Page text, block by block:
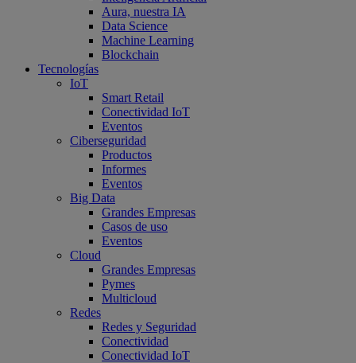
Aura, nuestra IA
Data Science
Machine Learning
Blockchain
Tecnologías
IoT
Smart Retail
Conectividad IoT
Eventos
Ciberseguridad
Productos
Informes
Eventos
Big Data
Grandes Empresas
Casos de uso
Eventos
Cloud
Grandes Empresas
Pymes
Multicloud
Redes
Redes y Seguridad
Conectividad
Conectividad IoT